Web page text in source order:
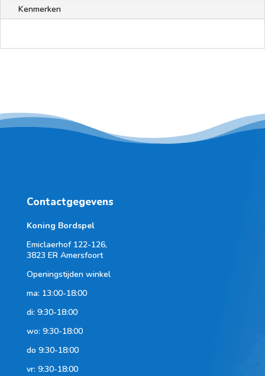
Kenmerken
Contactgegevens
Koning Bordspel
Emiclaerhof 122-126,
3823 ER Amersfoort
Openingstijden winkel
ma: 13:00-18:00
di: 9:30-18:00
wo: 9:30-18:00
do 9:30-18:00
vr: 9:30-18:00